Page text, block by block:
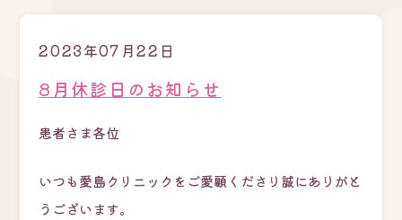
2023年07月22日
8月休診日のお知らせ
患者さま各位
いつも愛島クリニックをご愛顧くださり誠にありがと
うございます。